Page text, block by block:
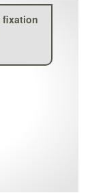
fixation